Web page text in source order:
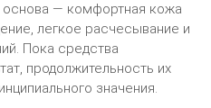
основа — комфортная кожа
легкое расчесывание и
Пока средства
продолжительность их
значения.